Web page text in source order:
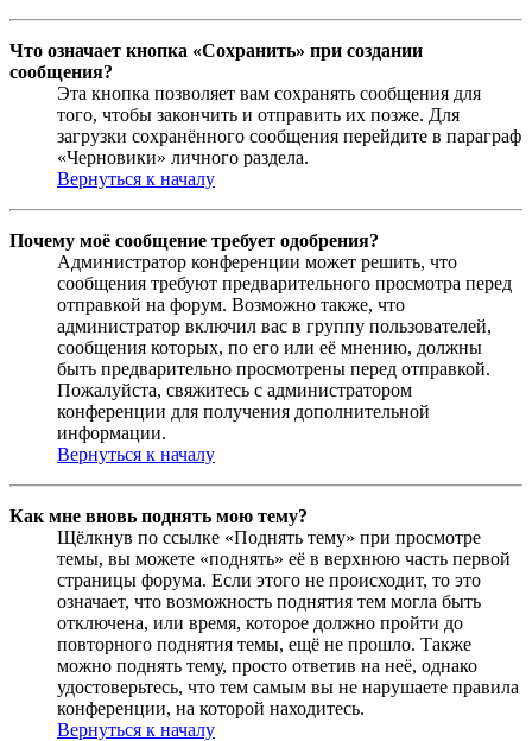
Что означает кнопка «Сохранить» при создании
сообщения?
Эта кнопка позволяет вам сохранять сообщения для
того, чтобы закончить и отправить их позже. Для
загрузки сохранённого сообщения перейдите в параграф
«Черновики» личного раздела.
Вернуться к началу
Почему моё сообщение требует одобрения?
Администратор конференции может решить, что
сообщения требуют предварительного просмотра перед
отправкой на форум. Возможно также, что
администратор включил вас в группу пользователей,
сообщения которых, по его или её мнению, должны
быть предварительно просмотрены перед отправкой.
Пожалуйста, свяжитесь с администратором
конференции для получения дополнительной
информации.
Вернуться к началу
Как мне вновь поднять мою тему?
Щёлкнув по ссылке «Поднять тему» при просмотре
темы, вы можете «поднять» её в верхнюю часть первой
страницы форума. Если этого не происходит, то это
означает, что возможность поднятия тем могла быть
отключена, или время, которое должно пройти до
повторного поднятия темы, ещё не прошло. Также
можно поднять тему, просто ответив на неё, однако
удостоверьтесь, что тем самым вы не нарушаете правила
конференции, на которой находитесь.
Вернуться к началу